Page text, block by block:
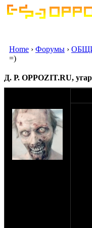
Home › Форумы ›
=)
Д. Р. OPPOZIT.RU,